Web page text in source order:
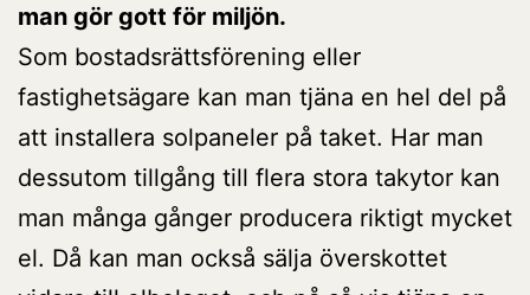
man gör gott för miljön.
Som bostadsrättsförening eller
fastighetsägare kan man tjäna en hel del på
att installera solpaneler på taket. Har man
dessutom tillgång till flera stora takytor kan
man många gånger producera riktigt mycket
el. Då kan man också sälja överskottet